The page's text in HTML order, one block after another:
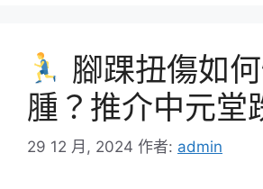
腳踝扭傷如
腫？推介中元堂
29 12 月, 2024 作者: admin